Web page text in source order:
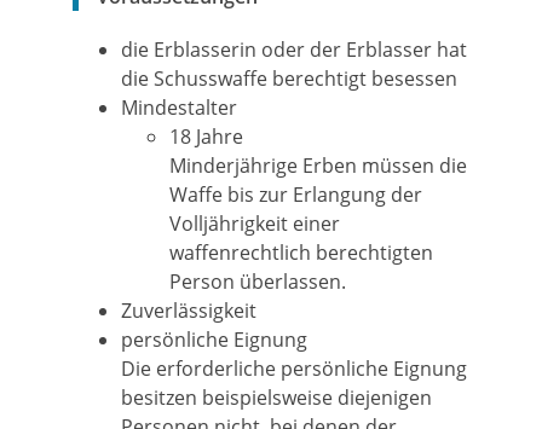
die Erblasserin oder der Erblasser hat
die Schusswaffe berechtigt besessen
Mindestalter
18 Jahre
Minderjährige Erben müssen die
Waffe bis zur Erlangung der
Volljährigkeit einer
waffenrechtlich berechtigten
Person überlassen.
Zuverlässigkeit
persönliche Eignung
Die erforderliche persönliche Eignung
besitzen beispielsweise diejenigen